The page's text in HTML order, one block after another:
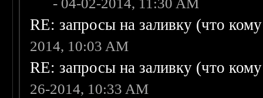
- 04-02-2014, 11:30 AM
RE: запросы на заливку (что
2014, 10:03 AM
RE: запросы на заливку (что
26-2014, 10:33 AM